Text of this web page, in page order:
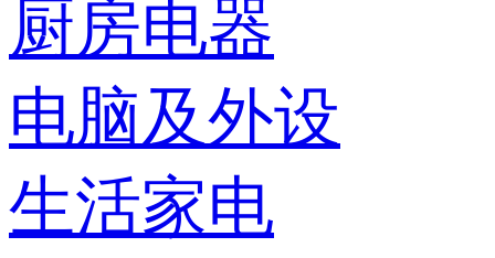
厨房电器
电脑及外设
生活家电